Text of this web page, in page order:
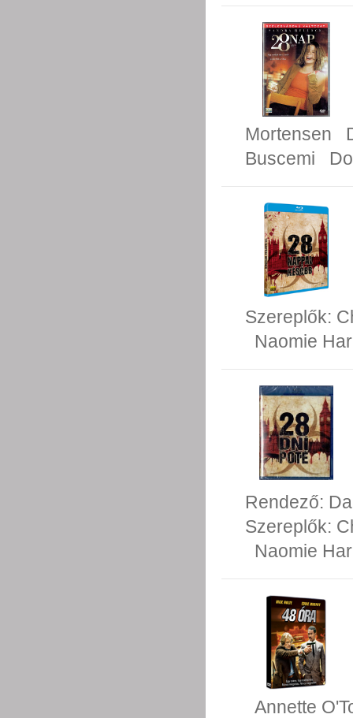
Mortensen
Buscemi
Szereplők:
Naomie
Rendező:
Szereplők:
Naomie
Annette